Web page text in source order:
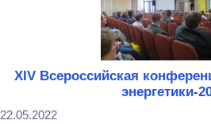
XIV Всероссийская
энергетики-
22.05.2022